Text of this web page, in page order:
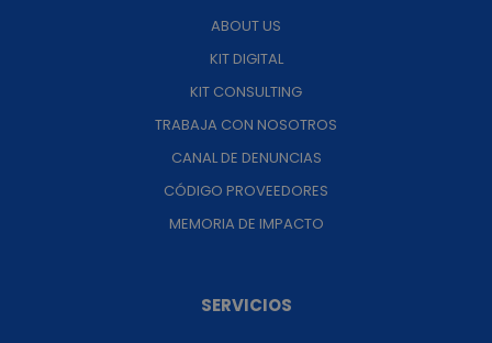
ABOUT US
KIT DIGITAL
KIT CONSULTING
TRABAJA CON NOSOTROS
CANAL DE DENUNCIAS
CÓDIGO PROVEEDORES
MEMORIA DE IMPACTO
SERVICIOS